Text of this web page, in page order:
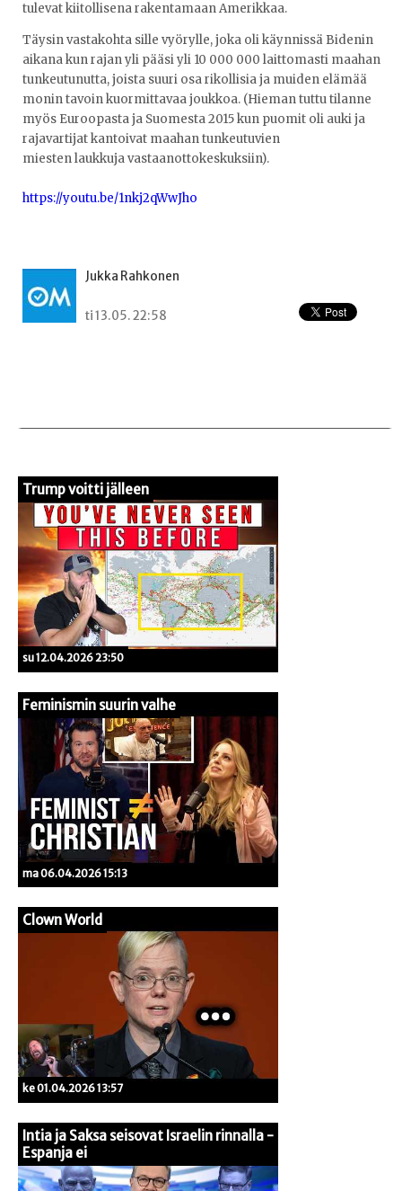
tulevat kiitollisena rakentamaan Amerikkaa.
​​Täysin vastakohta sille vyörylle, joka oli käynnissä Bidenin
aikana kun rajan yli pääsi yli 10 000 000 laittomasti maahan
tunkeutunutta, joista suuri osa rikollisia ja muiden elämää
monin tavoin kuormittavaa joukkoa. (Hieman tuttu tilanne
myös Euroopasta ja Suomesta 2015 kun puomit oli auki ja
rajavartijat kantoivat maahan tunkeutuvien
miesten laukkuja vastaanottokeskuksiin).
https://youtu.be/1nkj2qWwJho
Jukka Rahkonen
ti 13.05. 22:58
Trump voitti jälleen
su 12.04.2026 23:50
Feminismin suurin valhe
ma 06.04.2026 15:13
Clown World
ke 01.04.2026 13:57
Intia ja Saksa seisovat Israelin rinnalla -
Espanja ei